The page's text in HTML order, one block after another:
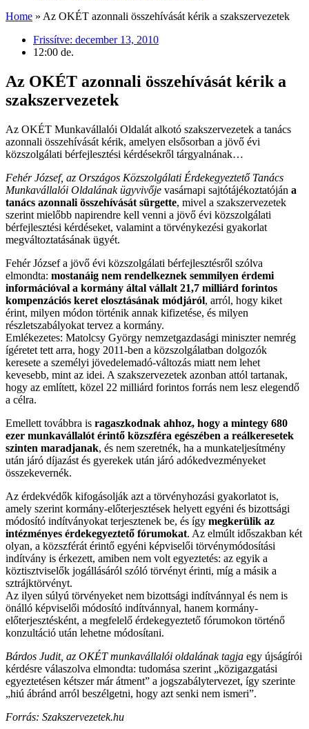
Home » Az OKÉT azonnali összehívását kérik a szakszervezetek
Frissítve: december 13, 2010
12:00 de.
Az OKÉT azonnali összehívását kérik a
szakszervezetek
Az OKÉT Munkavállalói Oldalát alkotó szakszervezetek a tanács
azonnali összehívását kérik, amelyen elsősorban a jövő évi
közszolgálati bérfejlesztési kérdésekről tárgyalnának…
Fehér József, az Országos Közszolgálati Érdekegyeztető Tanács
Munkavállalói Oldalának ügyvivője vasárnapi sajtótájékoztatóján a
tanács azonnali összehívását sürgette, mivel a szakszervezetek
szerint mielőbb napirendre kell venni a jövő évi közszolgálati
bérfejlesztési kérdéseket, valamint a törvénykezési gyakorlat
megváltoztatásának ügyét.
Fehér József a jövő évi közszolgálati bérfejlesztésről szólva
elmondta: mostanáig nem rendelkeznek semmilyen érdemi
információval a kormány által vállalt 21,7 milliárd forintos
kompenzációs keret elosztásának módjáról, arról, hogy kiket
érint, milyen módon történik annak kifizetése, és milyen
részletszabályokat tervez a kormány.
Emlékezetes: Matolcsy György nemzetgazdasági miniszter nemrég
ígéretet tett arra, hogy 2011-ben a közszolgálatban dolgozók
keresete a személyi jövedelemadó-változás miatt nem lehet
kevesebb, mint az idei. A szakszervezetek azonban attól tartanak,
hogy az említett, közel 22 milliárd forintos forrás nem lesz elegendő
a célra.
Emellett továbbra is ragaszkodnak ahhoz, hogy a mintegy 680
ezer munkavállalót érintő közszféra egészében a reálkeresetek
szinten maradjanak, és nem szeretnék, ha a munkateljesítmény
után járó díjazást és gyerekek után járó adókedvezményeket
összekevernék.
Az érdekvédők kifogásolják azt a törvényhozási gyakorlatot is,
amely szerint kormány-előterjesztések helyett egyéni és bizottsági
módosító indítványokat terjesztenek be, és így megkerülik az
intézményes érdekegyeztető fórumokat. Az elmúlt időszakban két
olyan, a közszférát érintő egyéni képviselői törvénymódosítási
indítvány is érkezett, amiben nem volt egyeztetés: az egyik a
köztisztviselők jogállásáról szóló törvényt érinti, míg a másik a
sztrájktörvényt.
Az ilyen súlyú törvényeket nem bizottsági indítvánnyal és nem is
önálló képviselői módosító indítvánnyal, hanem kormány-
előterjesztésként, a megfelelő érdekegyeztető fórumokon történő
konzultáció után lehetne módosítani.
Bárdos Judit, az OKÉT munkavállalói oldalának tagja egy újságírói
kérdésre válaszolva elmondta: tudomása szerint „közigazgatási
egyeztetésen kétszer már átment” a jogszabálytervezet, így szerinte
„hiú ábránd arról beszélgetni, hogy azt senki nem ismeri”.
Forrás: Szakszervezetek.hu